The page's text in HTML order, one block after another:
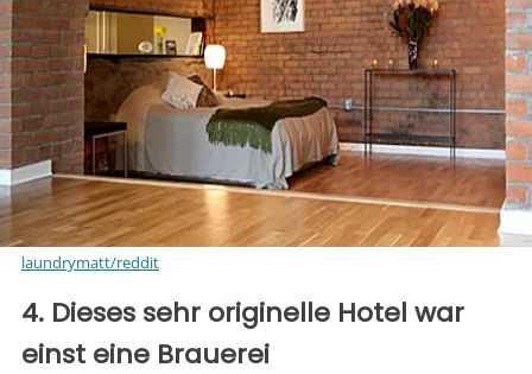
laundrymatt/reddit
4. Dieses sehr originelle Hotel war
einst eine Brauerei